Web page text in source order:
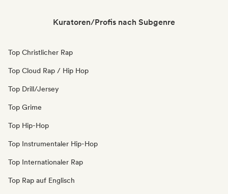
Kuratoren/Profis nach Subgenre
Top Christlicher Rap
Top Cloud Rap / Hip Hop
Top Drill/Jersey
Top Grime
Top Hip-Hop
Top Instrumentaler Hip-Hop
Top Internationaler Rap
Top Rap auf Englisch